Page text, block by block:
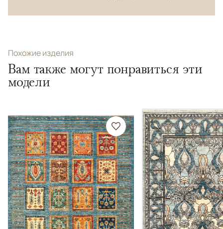
Похожие изделия
Вам также могут понравиться эти
модели